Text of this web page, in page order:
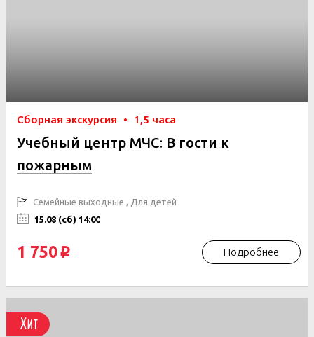
Сборная экскурсия • 1,5 часа
Учебный центр МЧС: В гости к
пожарным
Семейные выходные , Для детей
15.08 (сб) 14:00
1 750 p Подробнее
Хит